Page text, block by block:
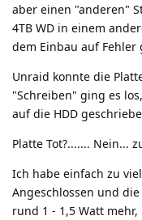
aber einen "anderen"
4TB WD in einem
dem Einbau auf
Unraid konnte die
"Schreiben" ging es
auf die HDD
Platte Tot?....... Nein...
Ich habe einfach zu
Angeschlossen und
rund 1 - 1,5 Watt